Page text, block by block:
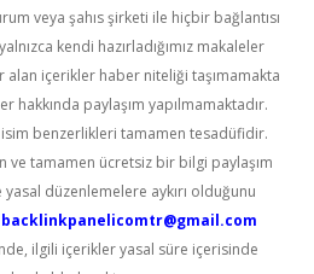
veya şahıs şirketi ile hiçbir bağlantısı
kendi hazırladığımız makaleler
alan içerikler haber niteliği taşımamakta
hakkında paylaşım yapılmamaktadır.
benzerlikleri tamamen tesadüfidir.
ve tamamen ücretsiz bir bilgi paylaşım
düzenlemelere aykırı olduğunu
backlinkpanelicomtr@gmail.com
ilgili içerikler yasal süre içerisinde